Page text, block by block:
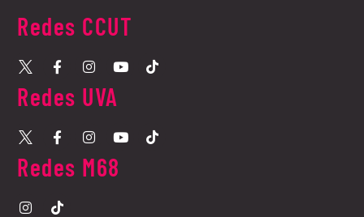
Redes CCUT
Redes UVA​
Redes M68​